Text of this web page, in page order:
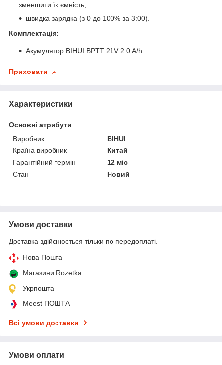
зменшити їх ємність;
швидка зарядка (з 0 до 100% за 3:00).
Комплектація:
Акумулятор BIHUI BPTT 21V 2.0 A/h
Приховати
Характеристики
Основні атрибути
Виробник
BIHUI
Країна виробник
Китай
Гарантійний термін
12 міс
Стан
Новий
Умови доставки
Доставка здійснюється тільки по передоплаті.
Нова Пошта
Магазини Rozetka
Укрпошта
Meest ПОШТА
Всі умови доставки
Умови оплати